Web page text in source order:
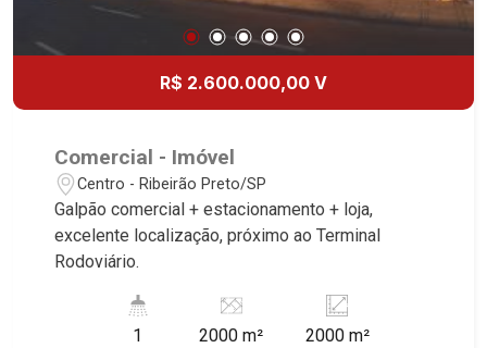
R$ 2.600.000,00 V
Comercial - Imóvel
Centro - Ribeirão Preto/SP
Galpão comercial + estacionamento + loja,
excelente localização, próximo ao Terminal
Rodoviário.
1 2000 m² 2000 m²